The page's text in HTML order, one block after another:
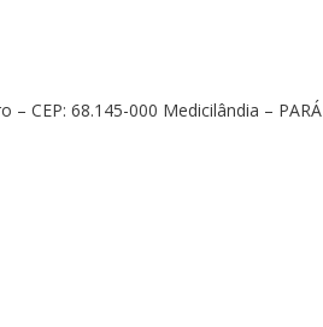
– CEP: 68.145-000 Medicilândia – PARÁ